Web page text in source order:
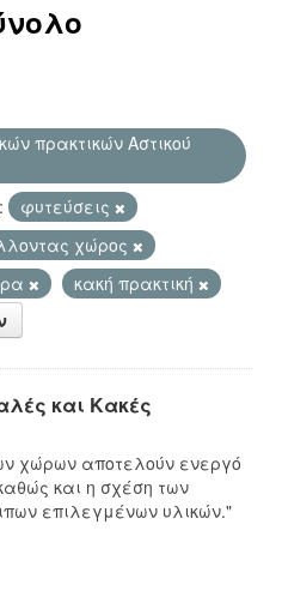
πρακτικών Αστικού
φυτεύσεις
χώρος
κακή πρακτική
και Κακές
χώρων αποτελούν ενεργό
και η σχέση των
επιλεγμένων υλικών."